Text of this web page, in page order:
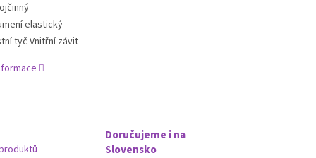
elastický
tyč Vnitřní závit
Doručujeme i na
Slovensko